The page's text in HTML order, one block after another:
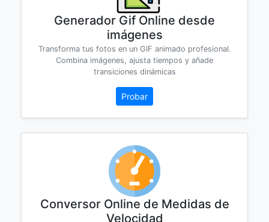
Generador Gif Online desde
imágenes
Transforma tus fotos en un GIF animado profesional.
Combina imágenes, ajusta tiempos y añade
transiciones dinámicas
Probar
Conversor Online de Medidas de
Velocidad